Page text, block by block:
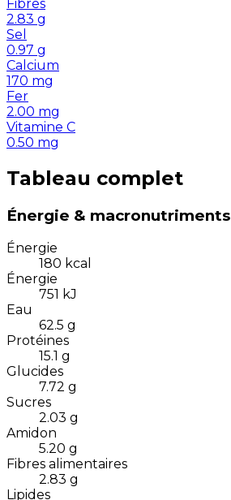
Fibres
2.83 g
Sel
0.97 g
Calcium
170 mg
Fer
2.00 mg
Vitamine C
0.50 mg
Tableau complet
Énergie & macronutriments
Énergie
180 kcal
Énergie
751 kJ
Eau
62.5 g
Protéines
15.1 g
Glucides
7.72 g
Sucres
2.03 g
Amidon
5.20 g
Fibres alimentaires
2.83 g
Lipides